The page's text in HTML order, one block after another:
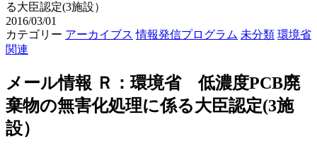
る大臣認定(3施設）
2016/03/01
カテゴリー アーカイブス 情報発信プログラム 未分類 環境省
関連
メール情報 Ｒ：環境省 低濃度PCB廃
棄物の無害化処理に係る大臣認定(3施
設）